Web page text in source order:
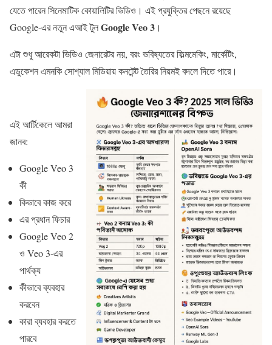
যেতে পারেন সিনেমাটিক কোয়ালিটির ভিডিও। এই প্রযুক্তির পেছনে রয়েছে
Google-এর নতুন এআই টুলGoogle Veo 3 ।
এটা শুধু আরেকটা ভিডিও জেনারেটর নয়, বরং ভবিষ্যতের ফিল্মমেকিং, মার্কেটিং,
এডুকেশন এমনকি সোশ্যাল মিডিয়ায় কনটেন্ট তৈরির নিয়মই বদলে দিতে পারে।
এই আর্টিকেলে আমরা
জানব:
Google Veo 3
কী
কিভাবে কাজ করে
এর প্রধান ফিচার
Google Veo 2
ও Veo 3-এর
পার্থক্য
কীভাবে ব্যবহার
করবেন
কারা ব্যবহার করতে
পারবে